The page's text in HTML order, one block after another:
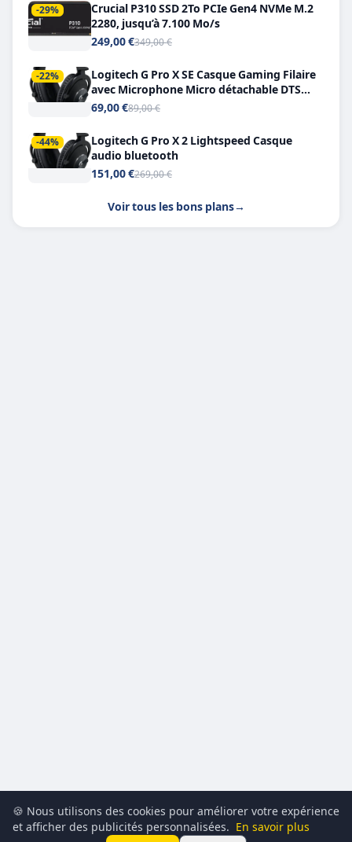
-29%
Crucial P310 SSD 2To PCIe Gen4 NVMe M.2
2280, jusqu’à 7.100 Mo/s
249,00 €349,00 €
-22%
Logitech G Pro X SE Casque Gaming Filaire
avec Microphone Micro détachable DTS
Headphone X 7.1
69,00 €89,00 €
-44%
Logitech G Pro X 2 Lightspeed Casque
audio bluetooth
151,00 €269,00 €
Voir tous les bons plans→
🍪 Nous utilisons des cookies pour améliorer votre expérience
et afficher des publicités personnalisées. En savoir plus